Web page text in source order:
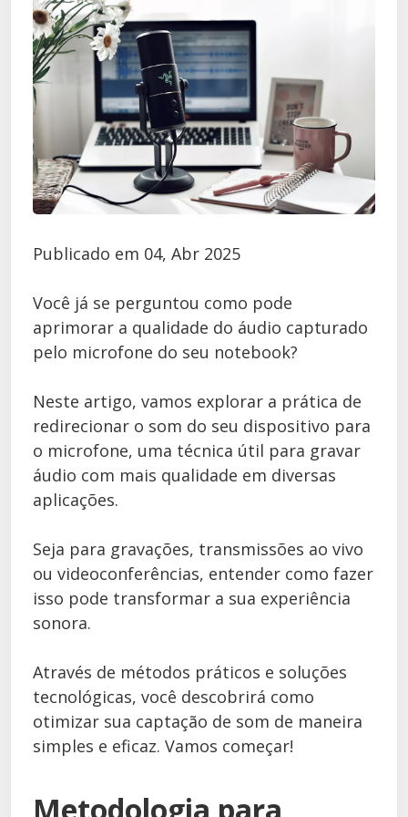
Publicado em 04, Abr 2025
Você já se perguntou como pode
aprimorar a qualidade do áudio capturado
pelo microfone do seu notebook?
Neste artigo, vamos explorar a prática de
redirecionar o som do seu dispositivo para
o microfone, uma técnica útil para gravar
áudio com mais qualidade em diversas
aplicações.
Seja para gravações, transmissões ao vivo
ou videoconferências, entender como fazer
isso pode transformar a sua experiência
sonora.
Através de métodos práticos e soluções
tecnológicas, você descobrirá como
otimizar sua captação de som de maneira
simples e eficaz. Vamos começar!
Metodologia para